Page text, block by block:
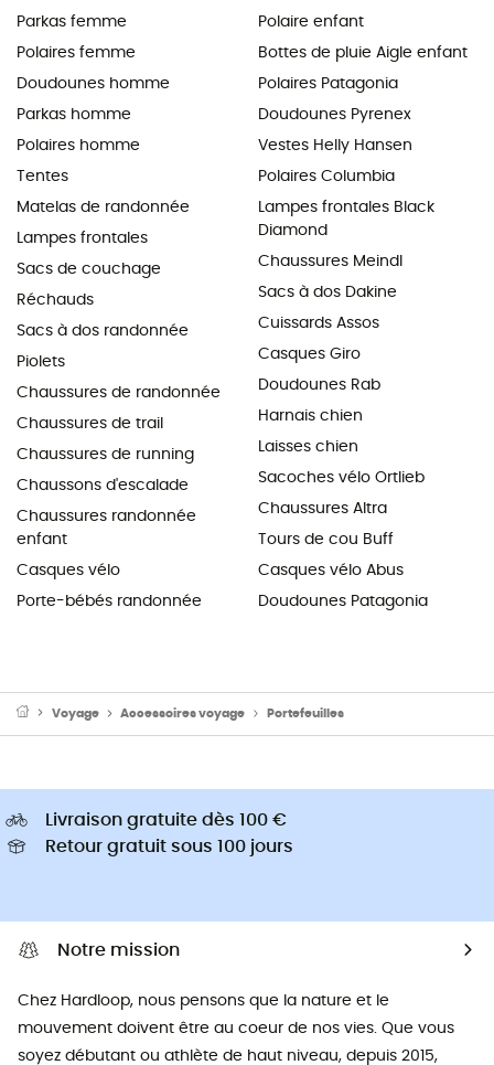
Parkas femme
Polaires femme
Doudounes homme
Parkas homme
Polaires homme
Tentes
Matelas de randonnée
Lampes frontales
Sacs de couchage
Réchauds
Sacs à dos randonnée
Piolets
Chaussures de randonnée
Chaussures de trail
Chaussures de running
Chaussons d'escalade
Chaussures randonnée
enfant
Casques vélo
Porte-bébés randonnée
Polaire enfant
Bottes de pluie Aigle enfant
Polaires Patagonia
Doudounes Pyrenex
Vestes Helly Hansen
Polaires Columbia
Lampes frontales Black
Diamond
Chaussures Meindl
Sacs à dos Dakine
Cuissards Assos
Casques Giro
Doudounes Rab
Harnais chien
Laisses chien
Sacoches vélo Ortlieb
Chaussures Altra
Tours de cou Buff
Casques vélo Abus
Doudounes Patagonia
Voyage Accessoires voyage Portefeuilles
Livraison gratuite dès 100 €
Retour gratuit sous 100 jours
Notre mission
Chez Hardloop, nous pensons que la nature et le
mouvement doivent être au coeur de nos vies. Que vous
soyez débutant ou athlète de haut niveau, depuis 2015,